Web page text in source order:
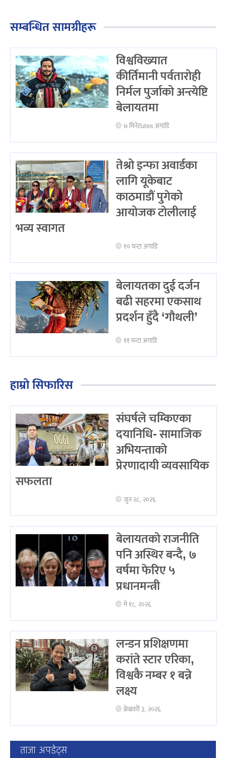
सम्बन्धित सामग्रीहरू
विश्वविख्यात
कीर्तिमानी पर्वतारोही
निर्मल पुर्जाको अन्त्येष्टि
बेलायतमा
७ मिनेटutes अगाडि
तेश्रो इन्फा अवार्डका
लागि यूकेबाट
काठमाडौं पुगेको
आयोजक टोलीलाई
भव्य स्वागत
१० घन्टा अगाडि
बेलायतका दुई दर्जन
बढी सहरमा एकसाथ
प्रदर्शन हुँदै ‘गौथली’
११ घन्टा अगाडि
हाम्रो सिफारिस
संघर्षले चम्किएका
दयानिधि- सामाजिक
अभियन्ताको
प्रेरणादायी व्यवसायिक
सफलता
जुन २८, २०२६
बेलायतको राजनीति
पनि अस्थिर बन्दै, ७
वर्षमा फेरिए ५
प्रधानमन्त्री
मे १८, २०२६
लन्डन प्रशिक्षणमा
करांते स्टार एरिका,
विश्वकै नम्बर १ बन्ने
लक्ष्य
फ्रेब्रवरी ३, २०२६
ताजा अपडेट्स